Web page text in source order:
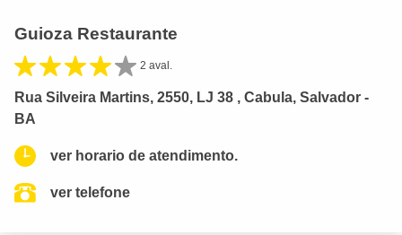
Guioza Restaurante
2 aval.
Rua Silveira Martins, 2550, LJ 38 , Cabula, Salvador -
BA
ver horario de atendimento.
ver telefone